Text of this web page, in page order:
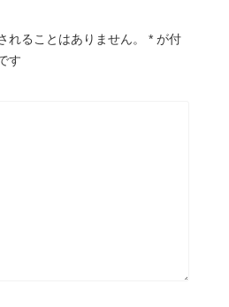
れることはありません。 * が付
す